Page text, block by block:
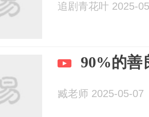
追剧青花叶 2025-
90%的善
臧老师 2025-05-07